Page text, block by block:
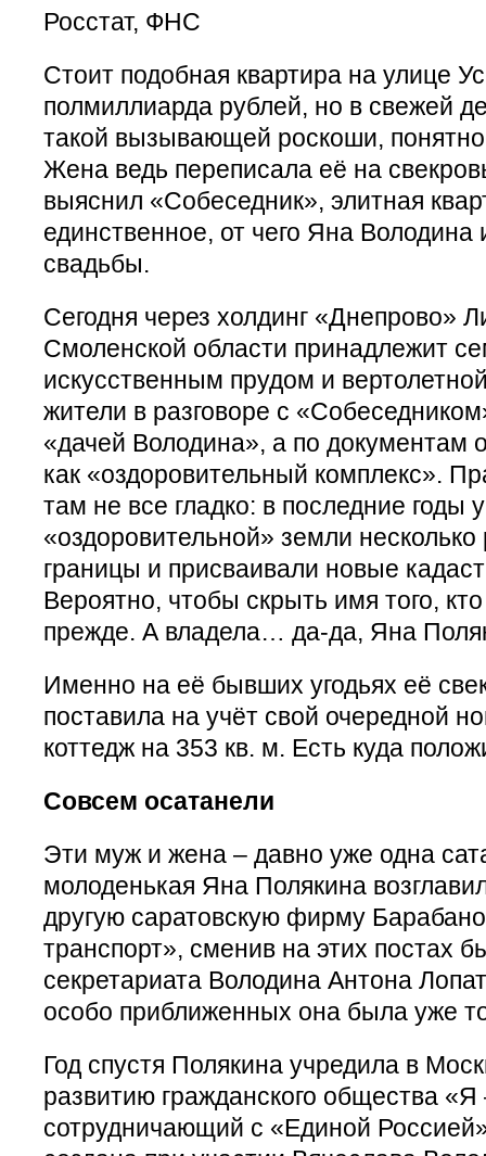
Росстат, ФНС
Стоит подобная квартира на улице
полмиллиарда рублей, но в свежей
такой вызывающей роскоши,
Жена ведь переписала её на
выяснил «Собеседник», элитная
единственное, от чего Яна Володина
свадьбы.
Сегодня через холдинг «Днепрово»
Смоленской области принадлежит
искусственным прудом и
жители в разговоре с
«дачей Володина», а по документам
как «оздоровительный комплекс».
там не все гладко: в последние годы
«оздоровительной» земли
границы и присваивали новые
Вероятно, чтобы скрыть имя того,
прежде. А владела… да-да, Яна
Именно на её бывших угодьях её
поставила на учёт свой очередной
коттедж на 353 кв. м. Есть куда
Совсем осатанели
Эти муж и жена – давно уже одна
молоденькая Яна Полякина
другую саратовскую фирму
транспорт», сменив на этих постах
секретариата Володина Антона
особо приближенных она была уже
Год спустя Полякина учредила в
развитию гражданского общества «Я
сотрудничающий с «Единой